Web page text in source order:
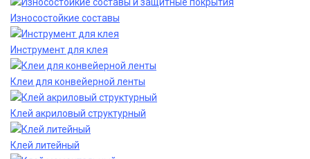
Износостойкие составы
Инструмент для клея
Клеи для конвейерной ленты
Клей акриловый структурный
Клей литейный